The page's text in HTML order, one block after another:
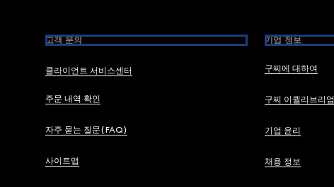
고객 문의
클라이언트 서비스센터
주문 내역 확인
자주 묻는 질문(FAQ)
사이트맵
기업 정보
구찌에 대하여
구찌 이퀼리브리엄
기업 윤리
채용 정보